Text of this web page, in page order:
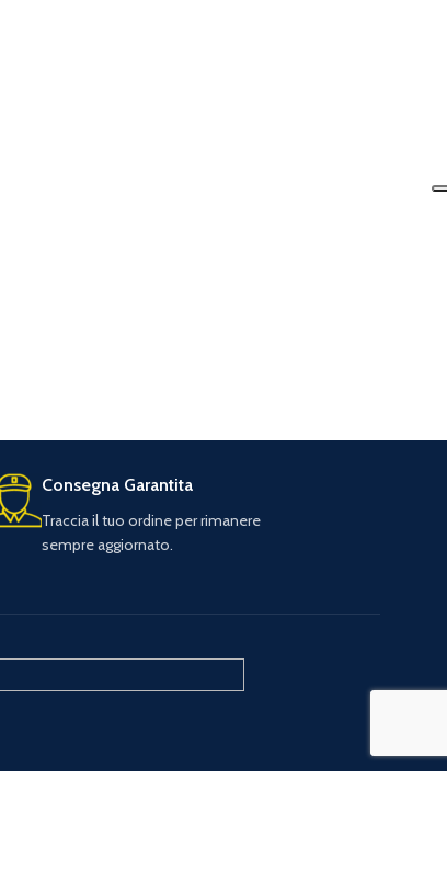
Consegna Garantita
Traccia il tuo ordine per rimanere
sempre aggiornato.